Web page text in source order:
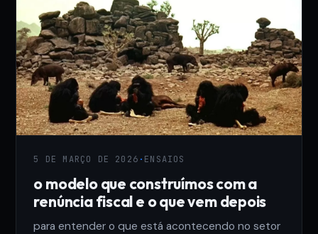
5 DE MARÇO DE 2026 · ENSAIOS
o modelo que construímos com a
renúncia fiscal e o que vem depois
para entender o que está acontecendo no setor